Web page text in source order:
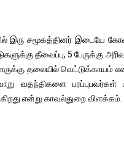
இரு சமூகத்தினர் இடையே
தீவைப்பு, 5 பேருக்கு
தலையில் வெட்டுக்காயம்
வதந்திகளை பரப்புபவர்கள்
என்று காவல்துறை விளக்கம்.